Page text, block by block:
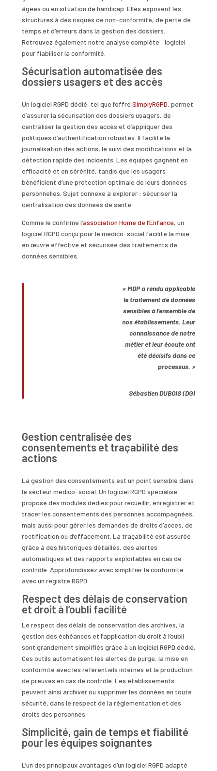
âgées ou en situation de handicap. Elles exposent les
structures à des risques de non-conformité, de perte de
temps et d’erreurs dans la gestion des dossiers.
Retrouvez également notre analyse complète : logiciel
pour fiabiliser la conformité.
Sécurisation automatisée des
dossiers usagers et des accès
Un logiciel RGPD dédié, tel que l’offre SimplyRGPD, permet
d’assurer la sécurisation des dossiers usagers, de
centraliser la gestion des accès et d’appliquer des
politiques d’authentification robustes. Il facilite la
journalisation des actions, le suivi des modifications et la
détection rapide des incidents. Les équipes gagnent en
efficacité et en sérénité, tandis que les usagers
bénéficient d’une protection optimale de leurs données
personnelles. Sujet connexe à explorer : sécuriser la
centralisation des données de santé.
Comme le confirme l’association Home de l’Enfance, un
logiciel RGPD conçu pour le médico-social facilite la mise
en œuvre effective et sécurisée des traitements de
données sensibles.
« MDP a rendu applicable
le traitement de données
sensibles à l’ensemble de
nos établissements. Leur
connaissance de notre
métier et leur écoute ont
été décisifs dans ce
processus. »
Sébastien DUBOIS (DG)
Gestion centralisée des
consentements et traçabilité des
actions
La gestion des consentements est un point sensible dans
le secteur médico-social. Un logiciel RGPD spécialisé
propose des modules dédiés pour recueillir, enregistrer et
tracer les consentements des personnes accompagnées,
mais aussi pour gérer les demandes de droits d’accès, de
rectification ou d’effacement. La traçabilité est assurée
grâce à des historiques détaillés, des alertes
automatiques et des rapports exploitables en cas de
contrôle. Approfondissez avec simplifier la conformité
avec un registre RGPD.
Respect des délais de conservation
et droit à l’oubli facilité
Le respect des délais de conservation des archives, la
gestion des échéances et l’application du droit à l’oubli
sont grandement simplifiés grâce à un logiciel RGPD dédié.
Ces outils automatisent les alertes de purge, la mise en
conformité avec les référentiels internes et la production
de preuves en cas de contrôle. Les établissements
peuvent ainsi archiver ou supprimer les données en toute
sécurité, dans le respect de la réglementation et des
droits des personnes.
Simplicité, gain de temps et fiabilité
pour les équipes soignantes
L’un des principaux avantages d’un logiciel RGPD adapté